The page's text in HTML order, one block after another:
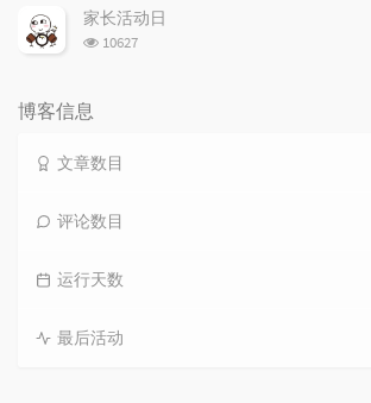
次
数:
家长活动日
浏
10627
博客信息
文章数目
评论数目
运行天数
最后活动